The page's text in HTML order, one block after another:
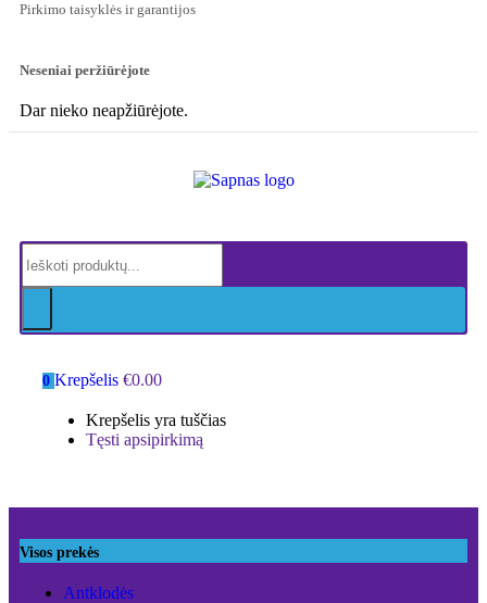
Pirkimo taisyklės ir garantijos
Neseniai peržiūrėjote
Dar nieko neapžiūrėjote.
0 Krepšelis €0.00
Krepšelis yra tuščias
Tęsti apsipirkimą
Visos prekės
Antklodės